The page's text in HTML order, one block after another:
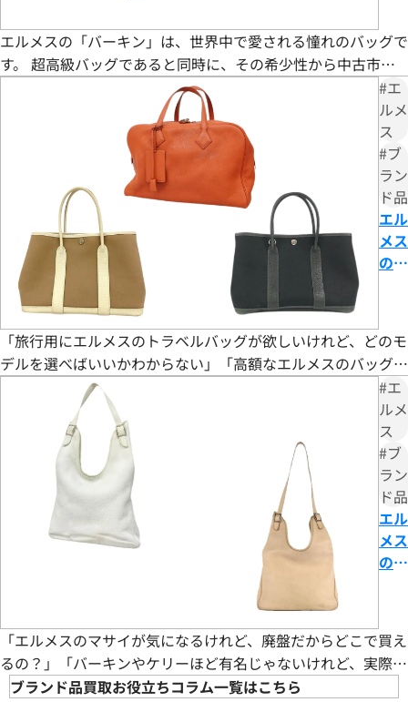
ド本来の価値を最大限に評価できるよう高価買取を心がけて
おります。さらに、国内外の幅広い販路や、ブランド品の買取
を専門としている点が、お客様に高価買取をご提供できる弊
社の強みです。お客様にとって最良の結果をご提供できたこと
は、私たちにとって何よりの励みとなります。お客様からの感
謝の言葉をいただけることは、私たちの信頼を第一に考えた
サービスが報われた証です。今後もお客様からいただいた信頼
を裏切らないよう、サービスの向上に努め、さらに多くのお
客様にご満足いただけるよう精進してまいります。ブランド品
以外にも、金・貴金属や時計などのご売却をお考えの際は、
ぜひ「おたからや」をご利用ください。お客様の大切なお品
物を最良の価格でお取引できるよう、査定員一同、ご満足い
ただける買取を提供してまいります。改めて、この度はご利用
いただき、誠にありがとうございました。お客様のまたのご
利用を心よりお待ち申し上げております。
おたからやのブランド買取査定
ブランド品買取専門査定員
好きな言葉理路整然
好きなブランド
カルティエ
過去の買取品例バーキン マトラッセ
おたからやでは、毎日数千点のブランド品の査定をしており
ます。私たちは海外にも販路を持っており、世界基準での査定
が可能になっています。また現在は円安のため海外に販売する
ことで従来よりも高値でお買取をすることができ、お客様に
満足していただける自信があります。おたからやでは、新品未
使用のモノだけでなく、昔に購入したお品物や傷やほつれが
に購入したお品物が購入した時よりも高額でお買取できたこ
ともたくさんあります。ご自宅に眠っているお品物がございま
したら是非一度おたからやへご相談ください。
おたからやに査定を出す
力と
は？
時代
遅れ
と言
われ
る理
由や
資産
価値
につ
説
エルメスの「バーキン」は、世界中で愛される憧れのバッグで
す。 超高級バッグであると同時に、その希少性から中古市場
でも値崩れしにくく資産価値が高いことでも知られています。
一方で、誕生から約40年経ったクラシックなデザインのため
「時代遅れではないか」と言われることもあります。今なお定
価での入手が非常に難しく、欲しくても簡単には手に入らない
#エ
ルメ
ス
#ブ
ラン
ド品
エル
メス
の人
ッグ
一覧
をご
紹
介！
選び
方や
特徴
につ
いて
も解
「旅行用にエルメスのトラベルバッグが欲しいけれど、どのモ
デルを選べばいいかわからない」「高額なエルメスのバッグ
に、実用性は本当にあるの？」とお悩みではありませんか。
エルメスのトラベルバッグは、最高級レザーと職人技が融合し
た逸品です。ヴィクトリアやガーデン・パーティといった人気
モデルは収納力と耐久性を兼ね備えており、適切にお手入れす
れば長年使い続けられます。中古市場でも高いリセールバリュ
#エ
ルメ
ス
#ブ
ラン
ド品
エル
メス
のマ
は？
種類
や買
「エルメスのマサイが気になるけれど、廃盤だからどこで買え
るの？」「バーキンやケリーほど有名じゃないけれど、実際の
使い心地は？」などの疑問を抱える方も多いのではないでしょ
ブランド品買取お役立ちコラム一覧はこちら